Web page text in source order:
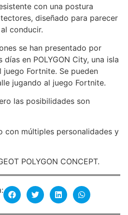
con una postura
diseñado para parecer
conducir.
se han presentado por
en POLYGON City, una isla
Fortnite. Se pueden
jugando al juego Fortnite.
las posibilidades son
múltiples personalidades y
POLYGON CONCEPT.